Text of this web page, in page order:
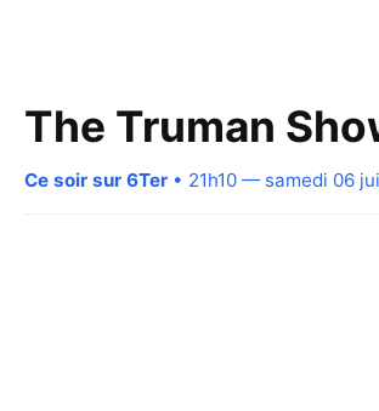
The Truman
Ce soir sur 6Ter • 21h10 — samedi 06